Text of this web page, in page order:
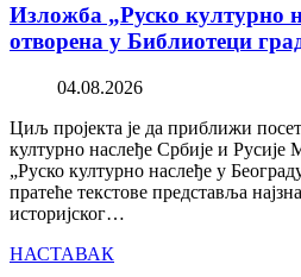
Изложба „Руско културно
отворена у Библиотеци
04.08.2026
Циљ пројекта је да приближи
културно наслеђе Србије и Русије
„Руско културно наслеђе у
пратеће текстове представља
историјског…
НАСТАВАК